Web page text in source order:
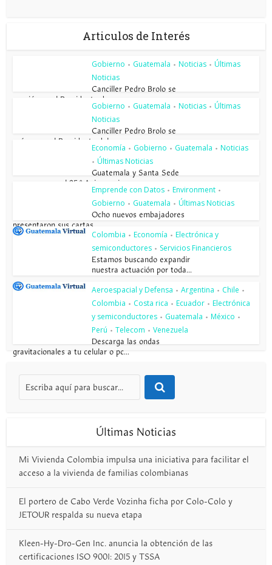
Articulos de Interés
Gobierno • Guatemala • Noticias • Últimas
Noticias
Canciller Pedro Brolo se
reunió con el Presidente de...
Gobierno • Guatemala • Noticias • Últimas
Noticias
Canciller Pedro Brolo se
reúne con el Presidente del...
Economía • Gobierno • Guatemala • Noticias
• Últimas Noticias
Guatemala y Santa Sede
conmemoran el 85.º Aniversario...
Emprende con Datos • Environment •
Gobierno • Guatemala • Últimas Noticias
Ocho nuevos embajadores
presentaron sus cartas...
Colombia • Economía • Electrónica y
semiconductores • Servicios Financieros
Estamos buscando expandir
nuestra actuación por toda...
Aeroespacial y Defensa • Argentina • Chile •
Colombia • Costa rica • Ecuador • Electrónica
y semiconductores • Guatemala • México •
Perú • Telecom • Venezuela
Descarga las ondas
gravitacionales a tu celular o pc...
Últimas Noticias
Mi Vivienda Colombia impulsa una iniciativa para facilitar el
acceso a la vivienda de familias colombianas
El portero de Cabo Verde Vozinha ficha por Colo-Colo y
JETOUR respalda su nueva etapa
Kleen-Hy-Dro-Gen Inc. anuncia la obtención de las
certificaciones ISO 9001: 2015 y TSSA